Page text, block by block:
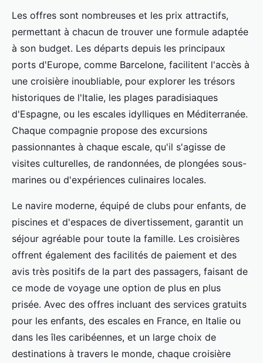
Les offres sont nombreuses et les prix attractifs,
permettant à chacun de trouver une formule adaptée
à son budget. Les départs depuis les principaux
ports d'Europe, comme Barcelone, facilitent l'accès à
une croisière inoubliable, pour explorer les trésors
historiques de l'Italie, les plages paradisiaques
d'Espagne, ou les escales idylliques en Méditerranée.
Chaque compagnie propose des excursions
passionnantes à chaque escale, qu'il s'agisse de
visites culturelles, de randonnées, de plongées sous-
marines ou d'expériences culinaires locales.
Le navire moderne, équipé de clubs pour enfants, de
piscines et d'espaces de divertissement, garantit un
séjour agréable pour toute la famille. Les croisières
offrent également des facilités de paiement et des
avis très positifs de la part des passagers, faisant de
ce mode de voyage une option de plus en plus
prisée. Avec des offres incluant des services gratuits
pour les enfants, des escales en France, en Italie ou
dans les îles caribéennes, et un large choix de
destinations à travers le monde, chaque croisière